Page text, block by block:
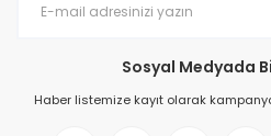
Sosyal Medyada
Haber listemize kayıt olarak